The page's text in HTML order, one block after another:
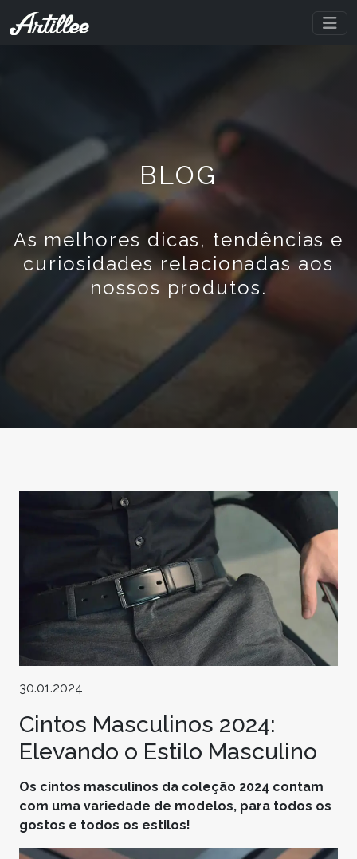
BLOG
As melhores dicas, tendências e
curiosidades relacionadas aos
nossos produtos.
30.01.2024
Cintos Masculinos 2024:
Elevando o Estilo Masculino
Os cintos masculinos da coleção 2024 contam
com uma variedade de modelos, para todos os
gostos e todos os estilos!